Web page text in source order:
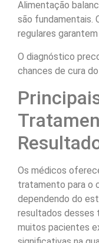
Alimentação
são fundamentais.
regulares
O diagnóstico
chances de cura
Os médicos
tratamento para o
dependendo do
resultados desses
muitos pacientes